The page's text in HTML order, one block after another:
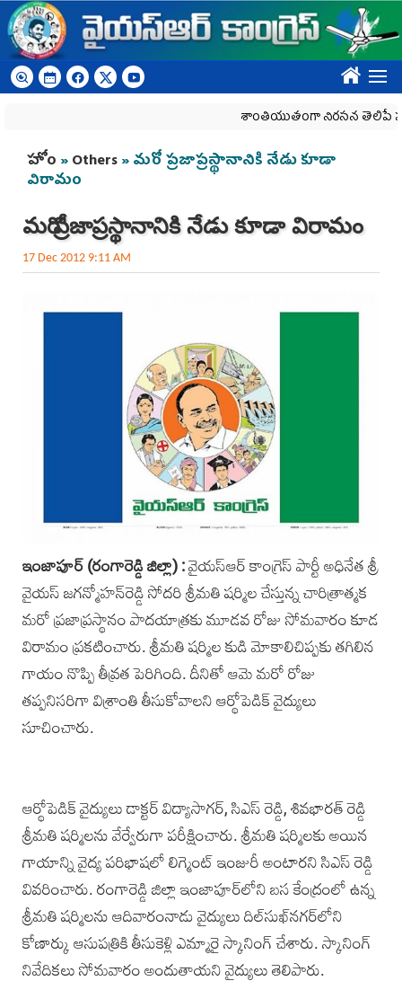
Skip to main content
????
శాంతియుతంగా నిరసన తెలిపే
You are here
హోం »Others» మరో ప్రజాప్రస్థానానికి నేడు కూడా
విరామం
మరో ప్రజాప్రస్థానానికి నేడు కూడా విరామం
17 Dec 2012 9:11 AM
ఇంజాపూర్‌ (రంగారెడ్డి జిల్లా) :వైయస్‌ఆర్‌ కాంగ్రెస్‌ పార్టీ అధినేత శ్రీ
వైయస్‌ జగన్మోహన్‌రెడ్డి సోదరి శ్రీమతి షర్మిల చేస్తున్న చారిత్రాత్మక
మరో ప్రజాప్రస్థానం పాదయాత్రకు మూడవ రోజు సోమవారం కూడ
విరామం ప్రకటించారు. శ్రీమతి షర్మిల కుడి మోకాలిచిప్పకు తగిలిన
గాయం నొప్పి తీవ్రత పెరిగింది. దీనితో ఆమె మరో రోజు
తప్పనిసరిగా విశ్రాంతి తీసుకోవాలని ఆర్థోపెడిక్‌ వైద్యులు
సూచించారు.
ఆర్థోపెడిక్ వైద్యులు డాక్ట‌ర్ విద్యాసాగ‌ర్, ‌సిఎస్ రెడ్డి, శివభార‌త్ రెడ్డి
శ్రీమతి షర్మిలను వేర్వేరుగా పరీక్షించారు. శ్రీమతి షర్మిలకు అయిన
గాయాన్ని వైద్య పరిభాషలో లిగ్మెంట్ ఇం‌జురీ అంటారని సిఎస్ రెడ్డి
‌వివరించారు. రంగారెడ్డి జిల్లా ఇంజాపూర్‌లోని బస కేంద్రంలో ఉన్న
శ్రీమతి షర్మిలను ఆదివారంనాడు వైద్యులు దిల్‌సుఖ్‌నగర్‌లోని
కోణార్కు ఆసుపత్రికి తీసుకెళ్లి ఎమ్మారై స్కానింగ్ చేశారు. స్కానింగ్
‌నివేదికలు సోమవారం అందుతాయని వైద్యులు తెలిపారు.